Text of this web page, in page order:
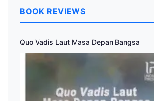
BOOK REVIEWS
Quo Vadis Laut Masa Depan Bangsa